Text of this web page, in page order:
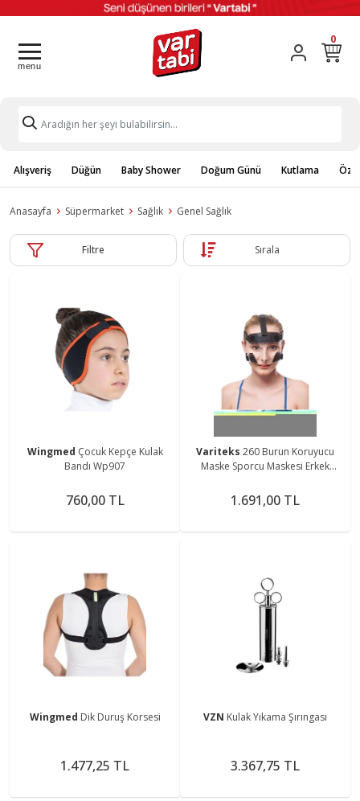
0
Alışveriş Düğün Baby Shower Doğum Günü Kutlama
Anasayfa Süpermarket Sağlık Genel Sağlık
Filtre Sırala
Wingmed Çocuk Kepçe Kulak
Bandı Wp907
760,00 TL
Variteks 260 Burun Koruyucu
Maske Sporcu Maskesi Erkek
1.691,00 TL
Wingmed Dik Duruş Korsesi
1.477,25 TL
VZN Kulak Yıkama Şırıngası
3.367,75 TL